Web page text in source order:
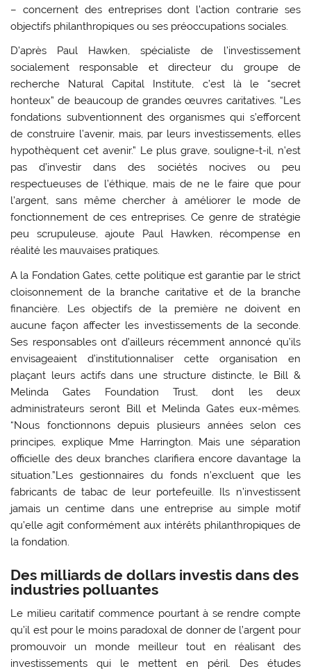
– concernent des entreprises dont l’action contrarie ses
objectifs philanthropiques ou ses préoccupations sociales.
D’après Paul Hawken, spécialiste de l’investissement
socialement responsable et directeur du groupe de
recherche Natural Capital Institute, c’est là le “secret
honteux” de beaucoup de grandes œuvres caritatives. “Les
fondations subventionnent des organismes qui s’efforcent
de construire l’avenir, mais, par leurs investissements, elles
hypothèquent cet avenir.” Le plus grave, souligne-t-il, n’est
pas d’investir dans des sociétés nocives ou peu
respectueuses de l’éthique, mais de ne le faire que pour
l’argent, sans même chercher à améliorer le mode de
fonctionnement de ces entreprises. Ce genre de stratégie
peu scrupuleuse, ajoute Paul Hawken, récompense en
réalité les mauvaises pratiques.
A la Fondation Gates, cette politique est garantie par le strict
cloisonnement de la branche caritative et de la branche
financière. Les objectifs de la première ne doivent en
aucune façon affecter les investissements de la seconde.
Ses responsables ont d’ailleurs récemment annoncé qu’ils
envisageaient d’institutionnaliser cette organisation en
plaçant leurs actifs dans une structure distincte, le Bill &
Melinda Gates Foundation Trust, dont les deux
administrateurs seront Bill et Melinda Gates eux-mêmes.
“Nous fonctionnons depuis plusieurs années selon ces
principes, explique Mme Harrington. Mais une séparation
officielle des deux branches clarifiera encore davantage la
situation.”Les gestionnaires du fonds n’excluent que les
fabricants de tabac de leur portefeuille. Ils n’investissent
jamais un centime dans une entreprise au simple motif
qu’elle agit conformément aux intérêts philanthropiques de
la fondation.
Des milliards de dollars investis dans des
industries polluantes
Le milieu caritatif commence pourtant à se rendre compte
qu’il est pour le moins paradoxal de donner de l’argent pour
promouvoir un monde meilleur tout en réalisant des
investissements qui le mettent en péril. Des études